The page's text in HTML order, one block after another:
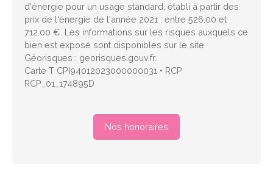
d'énergie pour un usage standard, établi à partir des
prix de l'énergie de l'année 2021 : entre 526.00 et
712.00 €. Les informations sur les risques auxquels ce
bien est exposé sont disponibles sur le site
Géorisques : georisques.gouv.fr.
Carte T CPI94012023000000031 • RCP
RCP_01_174895D
Nos honoraires